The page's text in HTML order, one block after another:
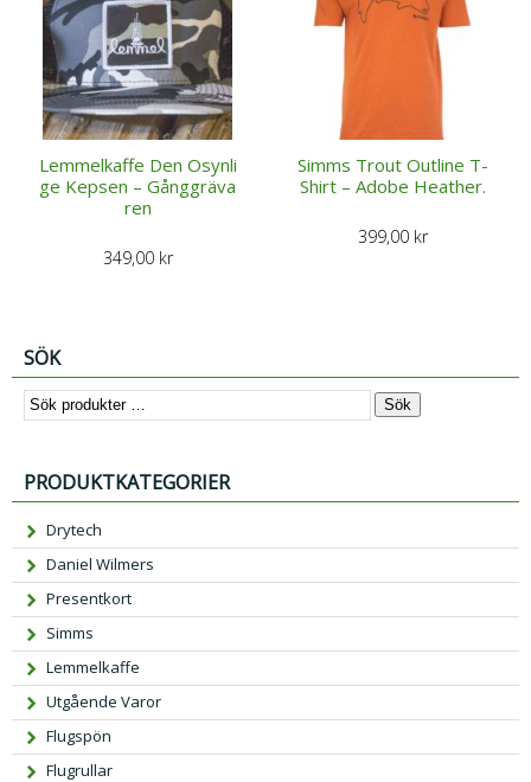
Lemmelkaffe Den Osynli
ge Kepsen – Gånggräva
ren
349,00 kr
Simms Trout Outline T-
Shirt – Adobe Heather.
399,00 kr
SÖK
Sök
PRODUKTKATEGORIER
Drytech
Daniel Wilmers
Presentkort
Simms
Lemmelkaffe
Utgående Varor
Flugspön
Flugrullar